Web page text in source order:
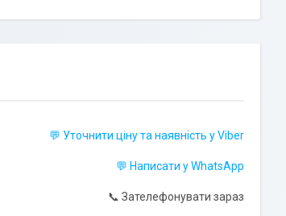
💬 Уточнити ціну та наявність у Viber
💬 Написати у WhatsApp
📞 Зателефонувати зараз